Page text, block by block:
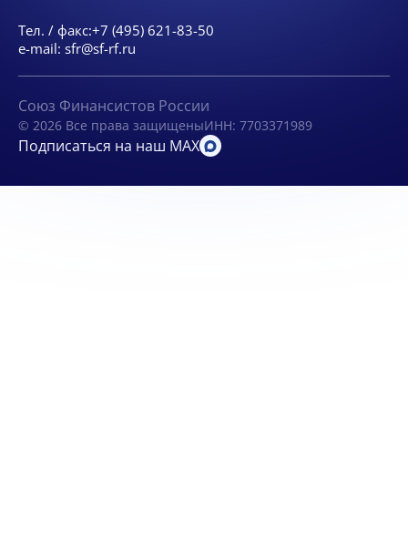
Тел. / факс:+7 (495) 621-83-50
e-mail: sfr@sf-rf.ru
Союз Финансистов России
© 2026 Все права защищеныИНН: 7703371989
Подписаться на наш MAX